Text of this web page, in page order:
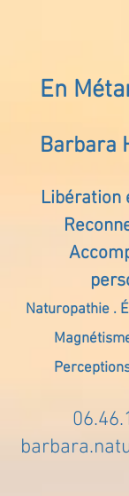
En
Barbara
Libération
Naturopathie .